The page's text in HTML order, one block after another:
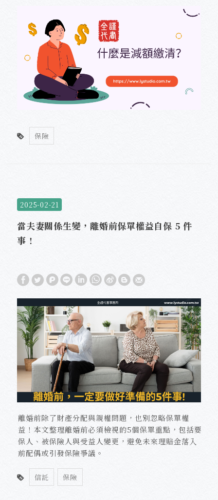
保險
2025-02-21
當夫妻關係生變，離婚前保單權益自保 5 件
事 !
離婚前除了財產分配與親權問題，也別忽略保單權
益！本文整理離婚前必須檢視的5個保單重點，包括要
保人、被保險人與受益人變更，避免未來理賠金落入
前配偶或引發保險爭議。
信託 保險